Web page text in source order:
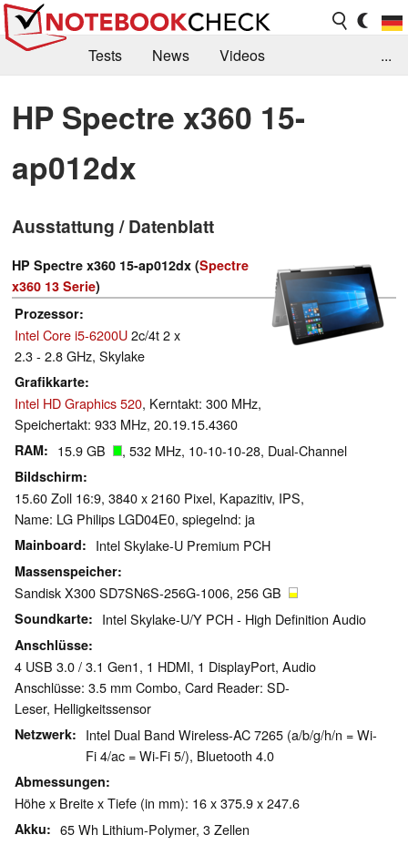
Tests News
Videos
Kaufberatung
Deals Suche
Jobs
Forum
...
HP Spectre x360 15-
ap012dx
Ausstattung / Datenblatt
HP Spectre x360 15-ap012dx (Spectre
x360 13 Serie)
Prozessor
Intel Core i5-6200U2c/4t 2 x
2.3 - 2.8 GHz, Skylake
Grafikkarte
Intel HD Graphics 520, Kerntakt: 300 MHz,
Speichertakt: 933 MHz, 20.19.15.4360
RAM 15.9 GB , 532 MHz, 10-10-10-28, Dual-Channel
Bildschirm
15.60 Zoll 16:9, 3840 x 2160 Pixel, Kapazitiv, IPS,
Name: LG Philips LGD04E0, spiegelnd: ja
Mainboard Intel Skylake-U Premium PCH
Massenspeicher
Sandisk X300 SD7SN6S-256G-1006, 256 GB
Soundkarte Intel Skylake-U/Y PCH - High Definition Audio
Anschlüsse
4 USB 3.0 / 3.1 Gen1, 1 HDMI, 1 DisplayPort, Audio
Anschlüsse: 3.5 mm Combo, Card Reader: SD-
Leser, Helligkeitssensor
Netzwerk
Intel Dual Band Wireless-AC 7265 (a/b/g/h/n = Wi-
Fi 4/ac = Wi-Fi 5/), Bluetooth 4.0
Abmessungen
Höhe x Breite x Tiefe (in mm): 16 x 375.9 x 247.6
Akku 65 Wh Lithium-Polymer, 3 Zellen